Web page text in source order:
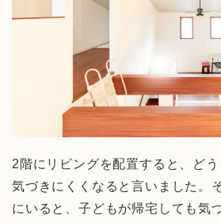
2階にリビングを配置すると、ど
気づきにくくなると言いました。
にいると、子どもが帰宅しても気